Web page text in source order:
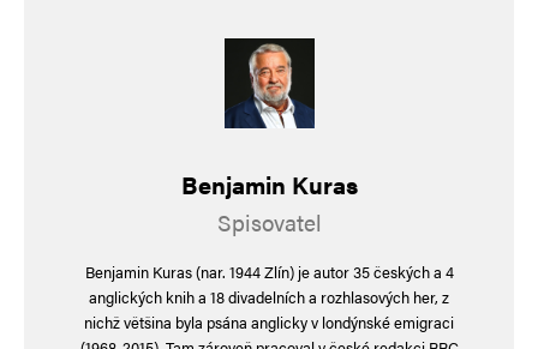
Benjamin Kuras
Spisovatel
Benjamin Kuras (nar. 1944 Zlín) je autor 35 českých a 4
anglických knih a 18 divadelních a rozhlasových her, z
nichž většina byla psána anglicky v londýnské emigraci